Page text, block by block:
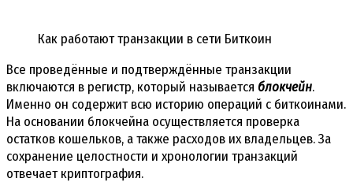
Как работают транзакции в сети Биткоин
Все проведённые и подтверждённые транзакции
включаются в регистр, который называется блокчейн.
Именно он содержит всю историю операций с биткоинами.
На основании блокчейна осуществляется проверка
остатков кошельков, а также расходов их владельцев. За
сохранение целостности и хронологии транзакций
отвечает криптография.